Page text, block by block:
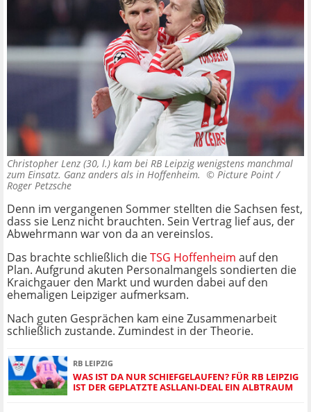
Christopher Lenz (30, l.) kam bei RB Leipzig wenigstens manchmal
zum Einsatz. Ganz anders als in Hoffenheim. © Picture Point /
Roger Petzsche
Denn im vergangenen Sommer stellten die Sachsen fest,
dass sie Lenz nicht brauchten. Sein Vertrag lief aus, der
Abwehrmann war von da an vereinslos.
Das brachte schließlich dieTSG Hoffenheim auf den
Plan. Aufgrund akuten Personalmangels sondierten die
Kraichgauer den Markt und wurden dabei auf den
ehemaligen Leipziger aufmerksam.
Nach guten Gesprächen kam eine Zusammenarbeit
schließlich zustande. Zumindest in der Theorie.
RB LEIPZIG
WAS IST DA NUR SCHIEFGELAUFEN? FÜR RB LEIPZIG
IST DER GEPLATZTE ASLLANI-DEAL EIN ALBTRAUM